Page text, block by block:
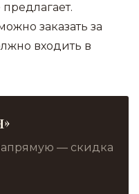
заказать за
входить в
— скидка